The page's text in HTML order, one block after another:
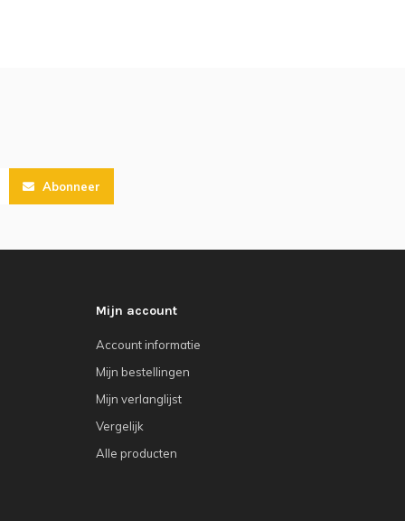
Abonneer
Mijn account
Account informatie
Mijn bestellingen
Mijn verlanglijst
Vergelijk
Alle producten